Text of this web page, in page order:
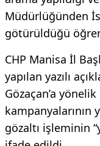
Müdürlüğünden
götürüldüğü
CHP Manisa İl
yapılan yazılı
Gözaçan’a
gözaltı işleminin